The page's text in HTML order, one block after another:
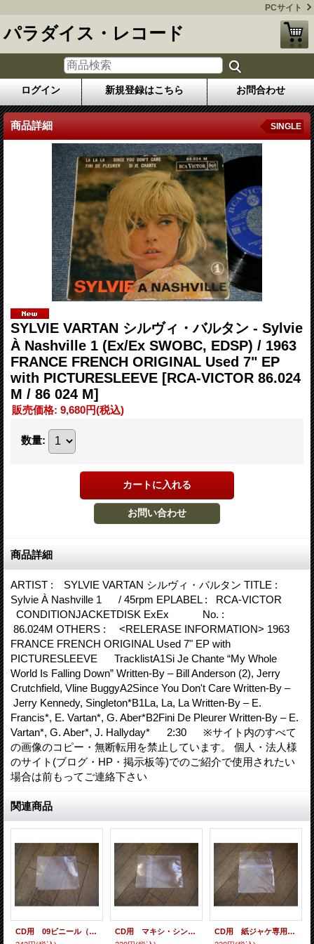
PCサイト
パラダイス・レコード
ログイン 新規登録はこちら お問合わせ
商品詳細 SINGLE
SYLVIE VARTAN シルヴィ・バルタン - Sylvie
À Nashville 1 (Ex/Ex SWOBC, EDSP) / 1963
FRANCE FRENCH ORIGINAL Used 7" EP
with PICTURESLEEVE [RCA-VICTOR 86.024
M / 86 024 M]
販売価格: 9,680円(税込)
数量:
商品詳細
ARTIST : SYLVIE VARTAN シルヴィ・バルタン TITLE :
Sylvie À Nashville 1 / 45rpm EPLABEL : RCA-VICTOR
CONDITIONJACKETDISK ExEx No. :
86.024M OTHERS : <RELERASE INFORMATION> 1963
FRANCE FRENCH ORIGINAL Used 7" EP with
PICTURESLEEVE TracklistA1Si Je Chante “My Whole
World Is Falling Down” Written-By – Bill Anderson (2), Jerry
Crutchfield, Vline BuggyA2Since You Don't Care Written-By –
Jerry Kennedy, Singleton*B1La, La, La Written-By – E.
Francis*, E. Vartan*, G. Aber*B2Fini De Pleurer Written-By – E.
Vartan*, G. Aber*, J. Hallyday* 2:30 ※サイト内のすべて
の画像のコピー・無断転用を禁止しています。 個人・法人様
のサイト(ブログ・HP・掲示板等)でのご紹介で使用されたい
場合は前もってご連絡下さい
関連商品
CD用 09ビニール（各種サイズ） 10枚セット
CD用 マキシ・シングル・シールド（ヨコ入れ/裏のり） 10枚セット
CD用 紙ジャケ専用シールド（裏のり） 10枚セット